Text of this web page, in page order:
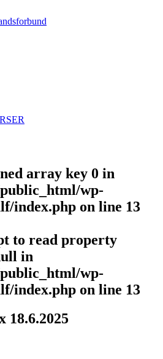
array key 0 in
wp-
index.php on line 13
to read property
in
wp-
index.php on line 13
18.6.2025